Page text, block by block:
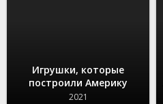
Игрушки, которые
построили Америку
2021